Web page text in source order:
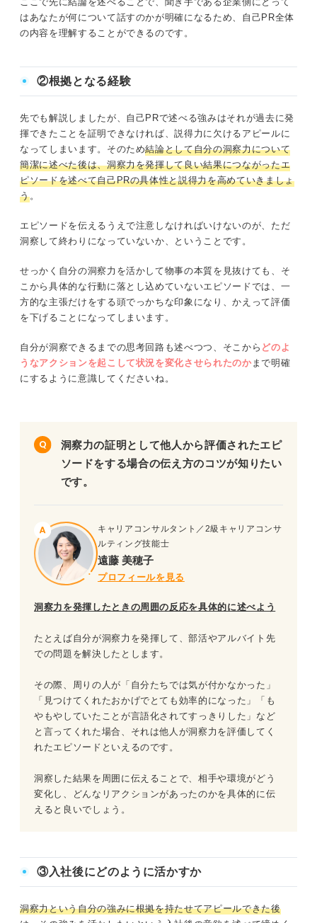
はあなたが何について話すのかが明確になるため、自己PR全体
の内容を理解することができるのです。
②根拠となる経験
先でも解説しましたが、自己PRで述べる強みはそれが過去に発
揮できたことを証明できなければ、説得力に欠けるアピールに
なってしまいます。そのため結論として自分の洞察力について
簡潔に述べた後は、洞察力を発揮して良い結果につながったエ
ピソードを述べて自己PRの具体性と説得力を高めていきましょ
う。
エピソードを伝えるうえで注意しなければいけないのが、ただ
洞察して終わりになっていないか、ということです。
せっかく自分の洞察力を活かして物事の本質を見抜けても、そ
こから具体的な行動に落とし込めていないエピソードでは、一
方的な主張だけをする頭でっかちな印象になり、かえって評価
を下げることになってしまいます。
自分が洞察できるまでの思考回路も述べつつ、そこから どのよ
うなアクションを起こして状況を変化させられたのか まで明確
にするように意識してくださいね。
洞察力の証明として他人から評価されたエピ
ソードをする場合の伝え方のコツが知りたい
です。
キャリアコンサルタント／2級キャリアコンサ
ルティング技能士
遠藤 美穂子
プロフィールを見る
洞察力を発揮したときの周囲の反応を具体的に述べよう
たとえば自分が洞察力を発揮して、部活やアルバイト先
での問題を解決したとします。
その際、周りの人が「自分たちでは気が付かなかった」
「見つけてくれたおかげでとても効率的になった」「も
やもやしていたことが言語化されてすっきりした」など
と言ってくれた場合、それは他人が洞察力を評価してく
れたエピソードといえるのです。
洞察した結果を周囲に伝えることで、相手や環境がどう
変化し、どんなリアクションがあったのかを具体的に伝
えると良いでしょう。
③入社後にどのように活かすか
洞察力という自分の強みに根拠を持たせてアピールできた後